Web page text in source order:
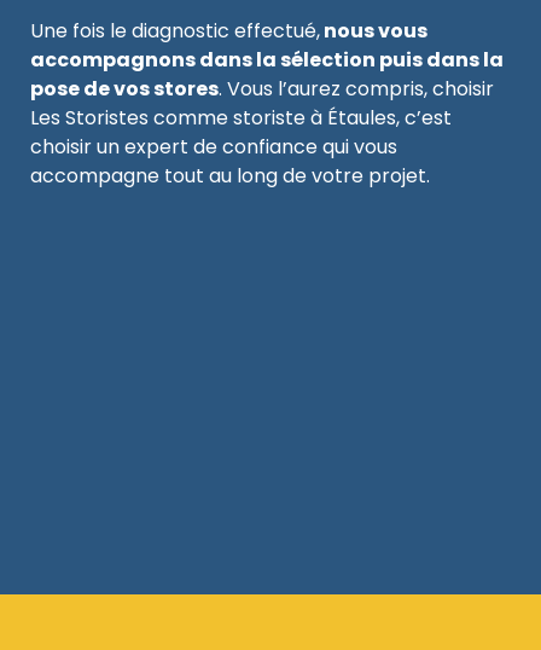
Une fois le diagnostic effectué,nous vous
accompagnons dans la sélection puis dans la
pose de vos stores. Vous l’aurez compris, choisir
Les Storistes comme storiste à Étaules, c’est
choisir un expert de confiance qui vous
accompagne tout au long de votre projet.